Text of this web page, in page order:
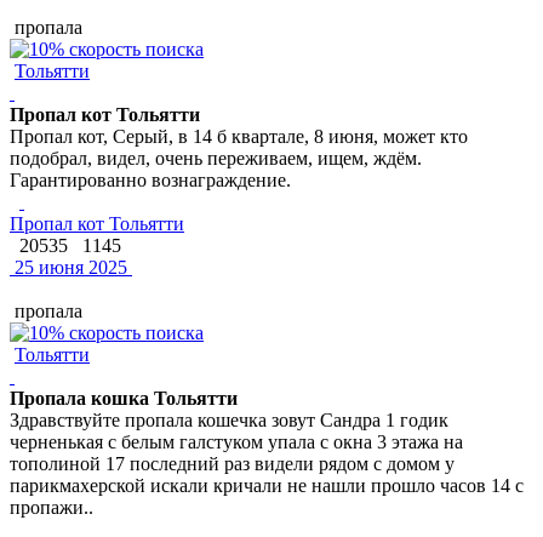
пропала
Тольятти
Пропал кот Тольятти
Пропал кот, Серый, в 14 б квартале, 8 июня, может кто
подобрал, видел, очень переживаем, ищем, ждём.
Гарантированно вознаграждение.
Пропал кот Тольятти
20535
1145
25 июня 2025
пропала
Тольятти
Пропала кошка Тольятти
Здравствуйте пропала кошечка зовут Сандра 1 годик
черненькая с белым галстуком упала с окна 3 этажа на
тополиной 17 последний раз видели рядом с домом у
парикмахерской искали кричали не нашли прошло часов 14 с
пропажи..